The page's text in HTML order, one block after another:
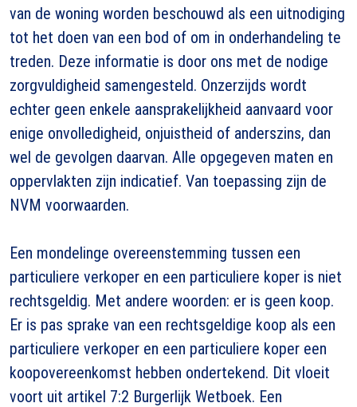
van de woning worden beschouwd als een uitnodiging
tot het doen van een bod of om in onderhandeling te
treden. Deze informatie is door ons met de nodige
zorgvuldigheid samengesteld. Onzerzijds wordt
echter geen enkele aansprakelijkheid aanvaard voor
enige onvolledigheid, onjuistheid of anderszins, dan
wel de gevolgen daarvan. Alle opgegeven maten en
oppervlakten zijn indicatief. Van toepassing zijn de
NVM voorwaarden.
Een mondelinge overeenstemming tussen een
particuliere verkoper en een particuliere koper is niet
rechtsgeldig. Met andere woorden: er is geen koop.
Er is pas sprake van een rechtsgeldige koop als een
particuliere verkoper en een particuliere koper een
koopovereenkomst hebben ondertekend. Dit vloeit
voort uit artikel 7:2 Burgerlijk Wetboek. Een